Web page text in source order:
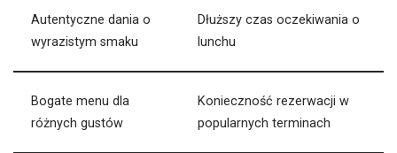
Autentyczne dania o
wyrazistym smaku
Dłuższy czas oczekiwania o
lunchu
Bogate menu dla
różnych gustów
Konieczność rezerwacji w
popularnych terminach